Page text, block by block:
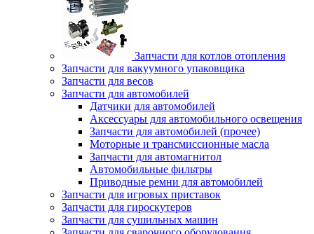
Запчасти для котлов отопления
Запчасти для вакуумного упаковщика
Запчасти для весов
Запчасти для автомобилей
Датчики для автомобилей
Аксессуары для автомобильного освещения
Запчасти для автомобилей (прочее)
Моторные и трансмиссионные масла
Запчасти для автомагнитол
Автомобильные фильтры
Приводные ремни для автомобилей
Запчасти для игровых приставок
Запчасти для гироскутеров
Запчасти для сушильных машин